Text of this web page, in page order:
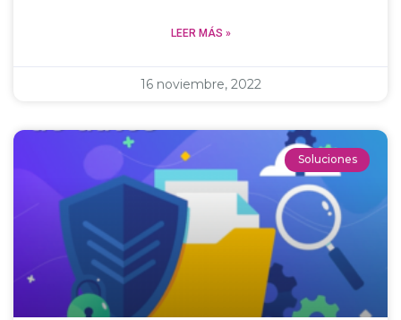
LEER MÁS »
16 noviembre, 2022
Soluciones